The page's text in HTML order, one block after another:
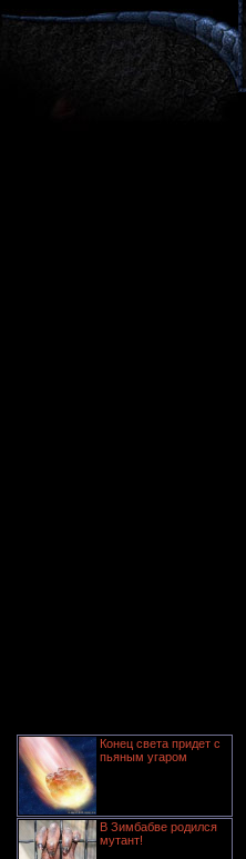
Конец света придет с
пьяным угаром
В Зимбабве родился
мутант!